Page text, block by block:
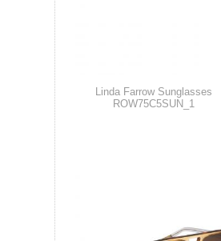
Linda Farrow Sunglasses
ROW75C5SUN_1